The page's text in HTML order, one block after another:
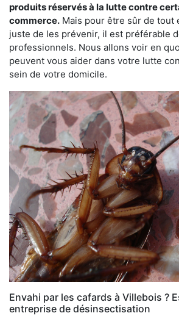
produits réservés à la lutte contre
commerce. Mais pour être sûr de tout
juste de les prévenir, il est préférable
professionnels. Nous allons voir en
peuvent vous aider dans votre lutte
sein de votre domicile.
Envahi par les cafards à Villebois ?
entreprise de désinsectisation